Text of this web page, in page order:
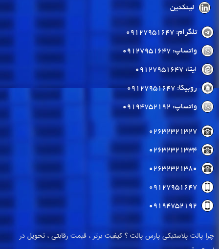
لینکدین
تلگرام: 09127951647
واتساپ: 09127951647
ایتا: 09127951647
روبیکا: 09127951647
واتساپ: 09194752192
02632321327
02632321334
02632321380
09127951647
09194752192
چرا پالت پلاستیکی پارس پالت ؟ کیفیت برتر ، قیمت رقابتی ، تحویل در